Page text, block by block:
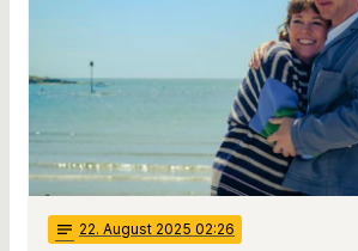
notes 22. August 2025 02:26